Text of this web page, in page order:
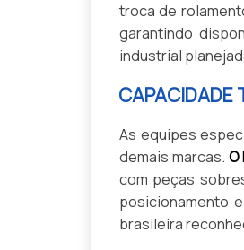
troca de
garantindo
industrial
CAPACIDADE
As equipes
demais marcas. O
com peças
posicionamento
brasileira